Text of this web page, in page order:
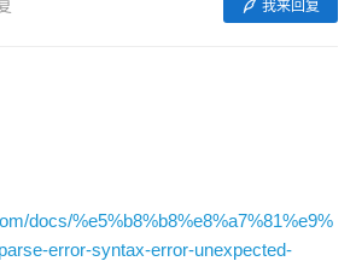
我来回复
docs/%e5%b8%b8%e8%a7%81%e9%
error-syntax-error-unexpected-